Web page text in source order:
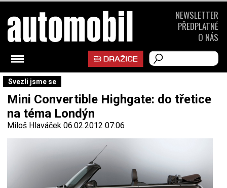
Svezli jsme se
Mini Convertible Highgate: do třetice
na téma Londýn
Miloš Hlaváček 06.02.2012 07:06
NEWSLETTER
PŘEDPLATNÉ
O NÁS